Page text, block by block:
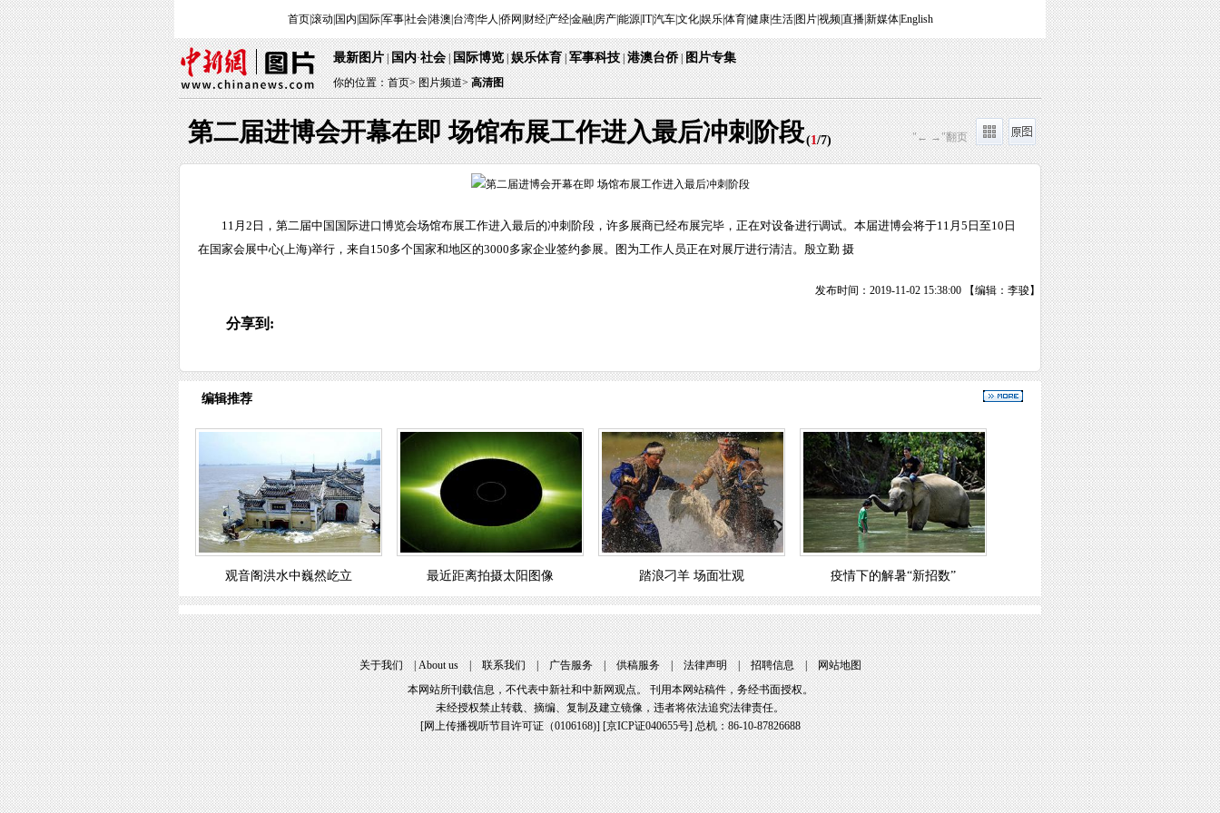
首页|滚动 国内 国际|军事|社会|港澳 台湾|华人 侨网 财经| 产经|金融| 房产|能源|IT|汽车|文化|娱乐|体育|健康|生活| 图片|视频|直播|新媒体|English
最新图片|国内·社会|国际博览|娱乐体育 |军事科技|港澳台侨|图片专集
你的位置：首页>图片频道> 高清图
第二届进博会开幕在即 场馆布展工作进入最后冲刺阶段(1/7) "← →"翻页
11月2日，第二届中国国际进口博览会场馆布展工作进入最后的冲刺阶段，许多展商已经布展完毕，正在对设备进行调试。本届进博会将于11月5日至10日
在国家会展中心(上海)举行，来自150多个国家和地区的3000多家企业签约参展。图为工作人员正在对展厅进行清洁。殷立勤 摄
发布时间：2019-11-02 15:38:00 【编辑：李骏】
分享到:
编辑推荐
观音阁洪水中巍然屹立 最近距离拍摄太阳图像 踏浪刁羊 场面壮观 疫情下的解暑“新招数”
关于我们|About us|联系我们|广告服务|供稿服务|法律声明|招聘信息|网站地图
本网站所刊载信息，不代表中新社和中新网观点。 刊用本网站稿件，务经书面授权。
未经授权禁止转载、摘编、复制及建立镜像，违者将依法追究法律责任。
[网上传播视听节目许可证（0106168)] [京ICP证040655号] 总机：86-10-87826688